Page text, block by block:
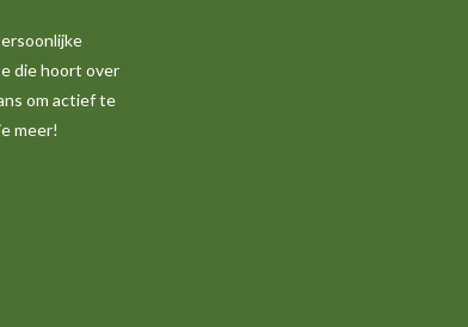
die hoort over
om actief te
meer!